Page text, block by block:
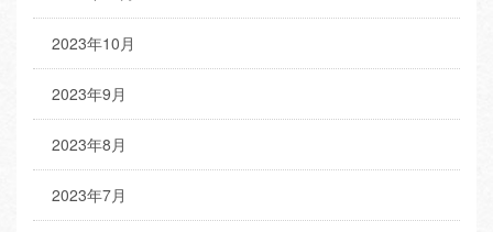
2023年10月
2023年9月
2023年8月
2023年7月